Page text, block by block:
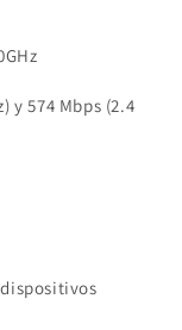
y 574 Mbps (2.4